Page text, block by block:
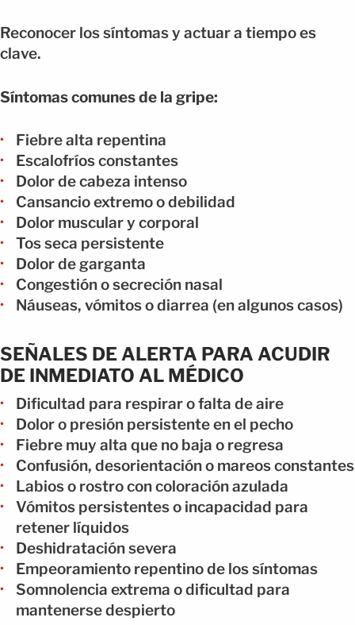
Reconocer los síntomas y actuar a tiempo es
clave.
Síntomas comunes de la gripe:
Fiebre alta repentina
Escalofríos constantes
Dolor de cabeza intenso
Cansancio extremo o debilidad
Dolor muscular y corporal
Tos seca persistente
Dolor de garganta
Congestión o secreción nasal
Náuseas, vómitos o diarrea (en algunos casos)
SEÑALES DE ALERTA PARA ACUDIR
DE INMEDIATO AL MÉDICO
Dificultad para respirar o falta de aire
Dolor o presión persistente en el pecho
Fiebre muy alta que no baja o regresa
Confusión, desorientación o mareos constantes
Labios o rostro con coloración azulada
Vómitos persistentes o incapacidad para
retener líquidos
Deshidratación severa
Empeoramiento repentino de los síntomas
Somnolencia extrema o dificultad para
mantenerse despierto